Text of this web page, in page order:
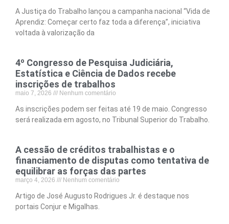
A Justiça do Trabalho lançou a campanha nacional “Vida de
Aprendiz: Começar certo faz toda a diferença”, iniciativa
voltada à valorização da
4º Congresso de Pesquisa Judiciária,
Estatística e Ciência de Dados recebe
inscrições de trabalhos
maio 7, 2026 Nenhum comentário
As inscrições podem ser feitas até 19 de maio. Congresso
será realizada em agosto, no Tribunal Superior do Trabalho.
A cessão de créditos trabalhistas e o
financiamento de disputas como tentativa de
equilibrar as forças das partes
março 4, 2026 Nenhum comentário
Artigo de José Augusto Rodrigues Jr. é destaque nos
portais Conjur e Migalhas.